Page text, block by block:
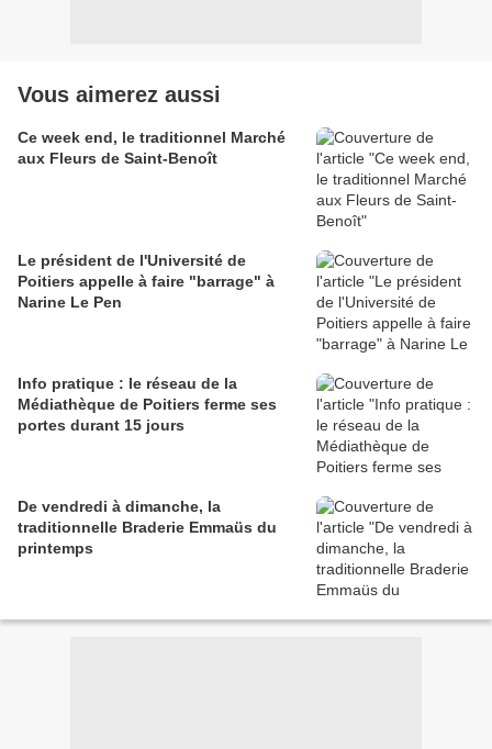
Vous aimerez aussi
Ce week end, le traditionnel Marché
aux Fleurs de Saint-Benoît
Le président de l'Université de
Poitiers appelle à faire "barrage" à
Narine Le Pen
Info pratique : le réseau de la
Médiathèque de Poitiers ferme ses
portes durant 15 jours
De vendredi à dimanche, la
traditionnelle Braderie Emmaüs du
printemps